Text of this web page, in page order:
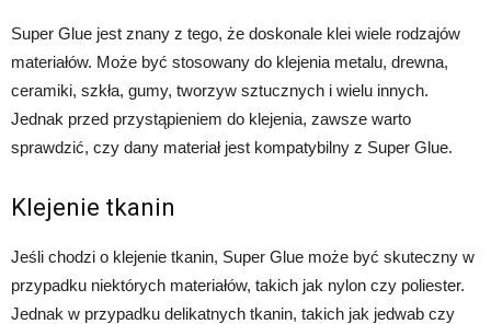
Super Glue jest znany z tego, że doskonale klei wiele rodzajów
materiałów. Może być stosowany do klejenia metalu, drewna,
ceramiki, szkła, gumy, tworzyw sztucznych i wielu innych.
Jednak przed przystąpieniem do klejenia, zawsze warto
sprawdzić, czy dany materiał jest kompatybilny z Super Glue.
Klejenie tkanin
Jeśli chodzi o klejenie tkanin, Super Glue może być skuteczny w
przypadku niektórych materiałów, takich jak nylon czy poliester.
Jednak w przypadku delikatnych tkanin, takich jak jedwab czy